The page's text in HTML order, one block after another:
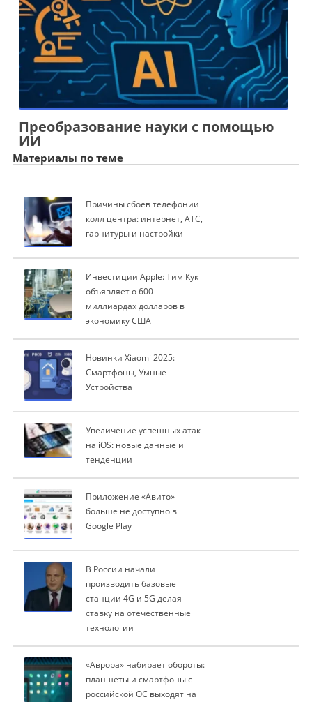
Преобразование науки с помощью
ИИ
Материалы по теме
Причины сбоев телефонии
колл центра: интернет, АТС,
гарнитуры и настройки
Инвестиции Apple: Тим Кук
объявляет о 600
миллиардах долларов в
экономику США
Новинки Xiaomi 2025:
Смартфоны, Умные
Устройства
Увеличение успешных атак
на iOS: новые данные и
тенденции
Приложение «Авито»
больше не доступно в
Google Play
В России начали
производить базовые
станции 4G и 5G делая
ставку на отечественные
технологии
«Аврора» набирает обороты:
планшеты и смартфоны с
российской ОС выходят на